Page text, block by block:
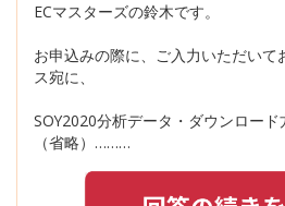
ECマスターズの鈴木です。
お申込みの際に、ご入力いただいて
ス宛に、
SOY2020分析データ・ダウンロー
（省略）………